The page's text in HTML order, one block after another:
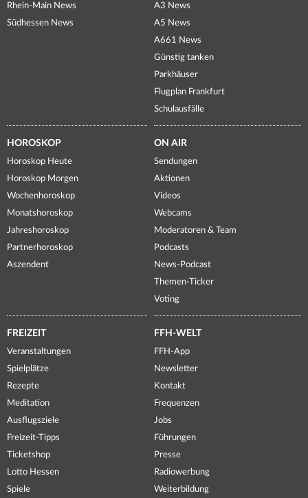
Rhein-Main News
Südhessen News
A3 News
A5 News
A661 News
Günstig tanken
Parkhäuser
Flugplan Frankfurt
Schulausfälle
HOROSKOP
Horoskop Heute
Horoskop Morgen
Wochenhoroskop
Monatshoroskop
Jahreshoroskop
Partnerhoroskop
Aszendent
ON AIR
Sendungen
Aktionen
Videos
Webcams
Moderatoren & Team
Podcasts
News-Podcast
Themen-Ticker
Voting
FREIZEIT
Veranstaltungen
Spielplätze
Rezepte
Meditation
Ausflugsziele
Freizeit-Tipps
Ticketshop
Lotto Hessen
Spiele
FFH-WELT
FFH-App
Newsletter
Kontakt
Frequenzen
Jobs
Führungen
Presse
Radiowerbung
Weiterbildung